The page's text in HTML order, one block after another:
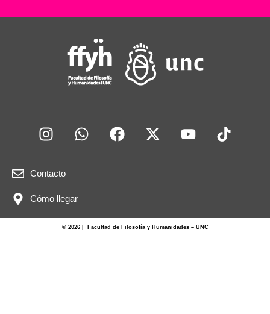
Contacto
Cómo llegar
© 2026 | Facultad de Filosofía y Humanidades – UNC